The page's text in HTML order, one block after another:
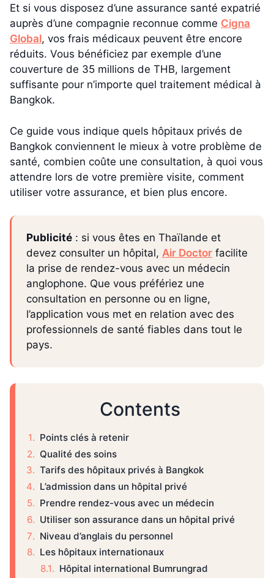
Et si vous disposez d’une assurance santé expatrié
auprès d’une compagnie reconnue comme Cigna
Global, vos frais médicaux peuvent être encore
réduits. Vous bénéficiez par exemple d’une
couverture de 35 millions de THB, largement
suffisante pour n’importe quel traitement médical à
Bangkok.
Ce guide vous indique quels hôpitaux privés de
Bangkok conviennent le mieux à votre problème de
santé, combien coûte une consultation, à quoi vous
attendre lors de votre première visite, comment
utiliser votre assurance, et bien plus encore.
Publicité : si vous êtes en Thaïlande et
devez consulter un hôpital, Air Doctor facilite
la prise de rendez-vous avec un médecin
anglophone. Que vous préfériez une
consultation en personne ou en ligne,
l’application vous met en relation avec des
professionnels de santé fiables dans tout le
pays.
Contents
Points clés à retenir
Qualité des soins
Tarifs des hôpitaux privés à Bangkok
L’admission dans un hôpital privé
Prendre rendez-vous avec un médecin
Utiliser son assurance dans un hôpital privé
Niveau d’anglais du personnel
Les hôpitaux internationaux
Hôpital international Bumrungrad